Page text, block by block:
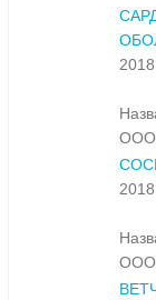
ООО
ООО